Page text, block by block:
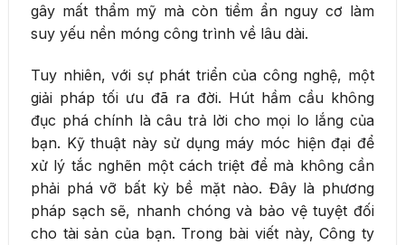
gây mất thẩm mỹ mà còn tiềm ẩn nguy cơ làm
suy yếu nền móng công trình về lâu dài.
Tuy nhiên, với sự phát triển của công nghệ, một
giải pháp tối ưu đã ra đời. Hút hầm cầu không
đục phá chính là câu trả lời cho mọi lo lắng của
bạn. Kỹ thuật này sử dụng máy móc hiện đại để
xử lý tắc nghẽn một cách triệt để mà không cần
phải phá vỡ bất kỳ bề mặt nào. Đây là phương
pháp sạch sẽ, nhanh chóng và bảo vệ tuyệt đối
cho tài sản của bạn. Trong bài viết này, Công ty